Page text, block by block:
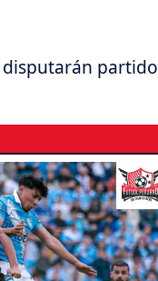
disputarán partido